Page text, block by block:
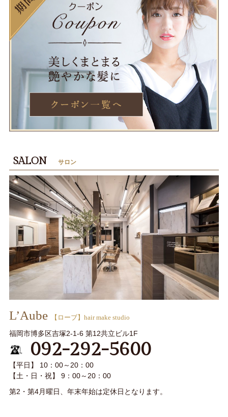
SALON サロン
L’Aube 【ローブ】hair make studio
福岡市博多区吉塚2-1-6 第12共立ビル1F
092-292-5600
【平日】 10：00～20：00
【土・日・祝】 9：00～20：00
第2・第4月曜日、年末年始は定休日となります。